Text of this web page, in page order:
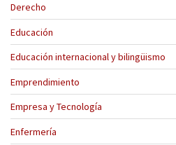
Derecho
Educación
Educación internacional y bilingüismo
Emprendimiento
Empresa y Tecnología
Enfermería